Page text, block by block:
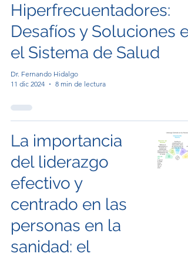
Hiperfrecuentadores:
Desafíos y Soluciones
el Sistema de Salud
Dr. Fernando Hidalgo
11 dic 2024
8 min de lectura
La importancia
del liderazgo
efectivo y
centrado en las
personas en la
sanidad: el